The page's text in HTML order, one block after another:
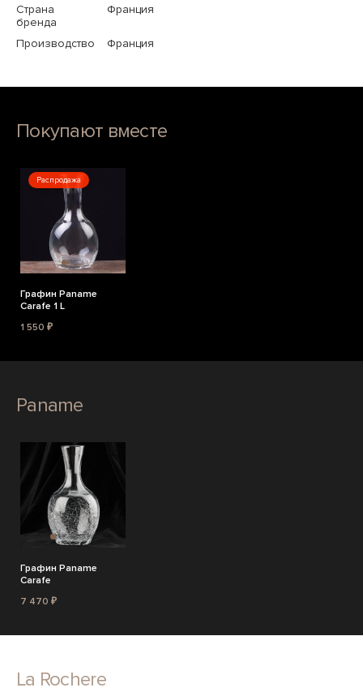
Страна
бренда
Франция
Производство Франция
Покупают вместе
Распродажа
Графин Paname
Carafe 1 L
1 550 ₽
Paname
Графин Paname
Carafe
7 470 ₽
La Rochere